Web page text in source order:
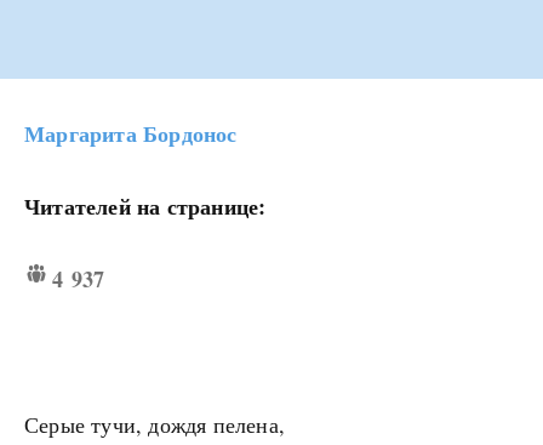
Маргарита Бордонос
Читателей на странице:
4 937
Серые тучи, дождя пелена,